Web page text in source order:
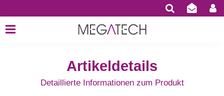
Artikeldetails
Detaillierte Informationen zum Produkt